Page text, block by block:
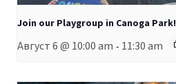
Join our Playgroup in Canoga Park!
Август 6 @ 10:00 am - 11:30 am